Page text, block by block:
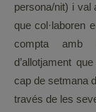
persona/nit) i val
que col·laboren
compta amb
d’allotjament
cap de setmana
través de les